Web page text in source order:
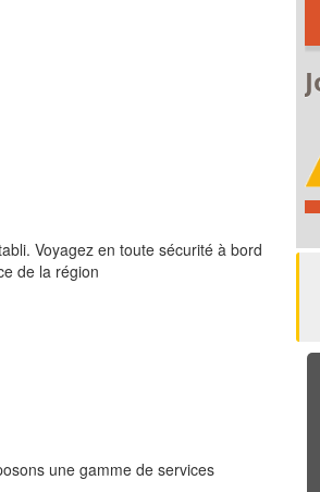
Voyagez en toute sécurité à bord
de la région
une gamme de services